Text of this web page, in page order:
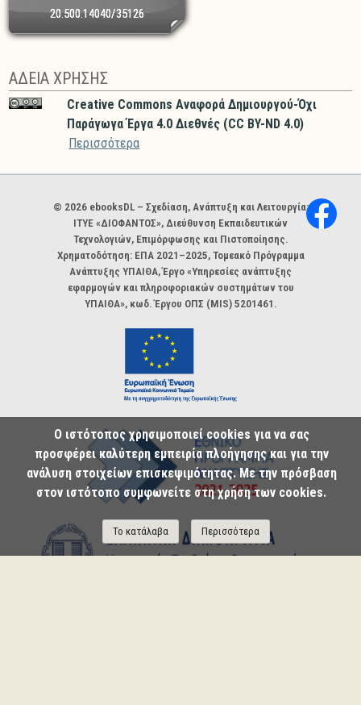
20.500.14040/35126
ΑΔΕΙΑ ΧΡΗΣΗΣ
Creative Commons Αναφορά Δημιουργού-Όχι
Παράγωγα Έργα 4.0 Διεθνές (CC BY-ND 4.0)
Περισσότερα
Χορηγοί και φορείς
© 2026 ebooksDL – Σχεδίαση, Ανάπτυξη και Λειτουργία:
ΙΤΥΕ «ΔΙΟΦΑΝΤΟΣ», Διεύθυνση Εκπαιδευτικών
Τεχνολογιών, Επιμόρφωσης και Πιστοποίησης.
Χρηματοδότηση: ΕΠΑ 2021–2025, Τομεακό Πρόγραμμα
Ανάπτυξης ΥΠΑΙΘΑ, Έργο «Υπηρεσίες ανάπτυξης
εφαρμογών και πληροφοριακών συστημάτων του
ΥΠΑΙΘΑ», κωδ. Έργου ΟΠΣ (MIS) 5201461.
Ο ιστότοπος χρησιμοποιεί cookies για να σας
προσφέρει καλύτερη εμπειρία πλοήγησης και για την
ανάλυση στοιχείων επισκεψιμότητας. Με την πρόσβαση
στον ιστότοπο συμφωνείτε στη χρήση των cookies.
Το κατάλαβα Περισσότερα